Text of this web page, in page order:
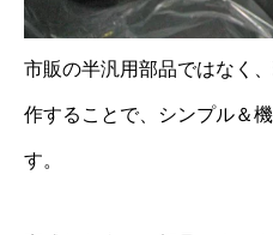
市販の半汎用部品ではなく
作することで、シンプル＆
す。